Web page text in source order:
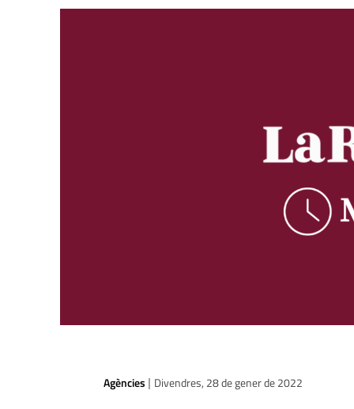
Agències | Divendres, 28 de gener de 2022